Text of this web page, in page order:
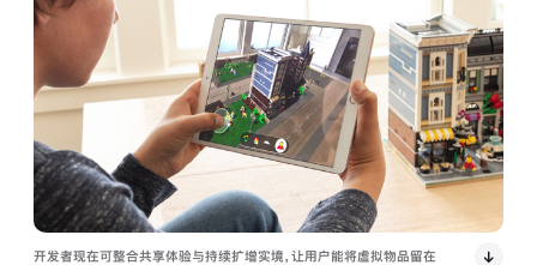
开发者现在可整合共享体验与持续扩增实境，让用户能将虚拟物品留在